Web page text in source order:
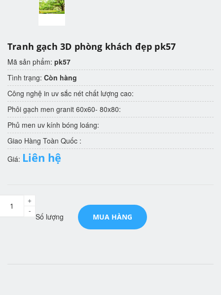
Tranh gạch 3D phòng khách đẹp pk57
Mã sản phẩm: pk57
Tình trạng: Còn hàng
Công nghệ in uv sắc nét chất lượng cao:
Phôi gạch men granit 60x60- 80x80:
Phủ men uv kính bóng loáng:
Giao Hàng Toàn Quốc :
Giá: Liên hệ
Số lượng
-
+
MUA HÀNG